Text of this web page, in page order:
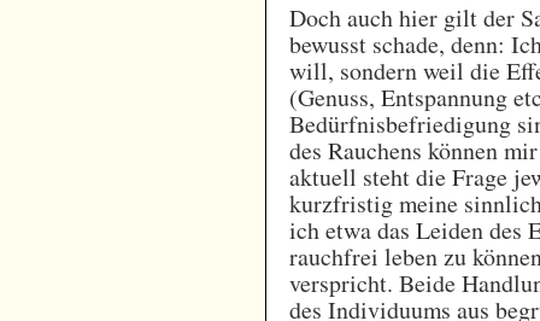
Doch auch hier gilt der
bewusst schade, denn:
will, sondern weil die
(Genuss, Entspannung
Bedürfnisbefriedigung
des Rauchens können
aktuell steht die Frage
kurzfristig meine
ich etwa das Leiden des
rauchfrei leben zu
verspricht. Beide
des Individuums aus